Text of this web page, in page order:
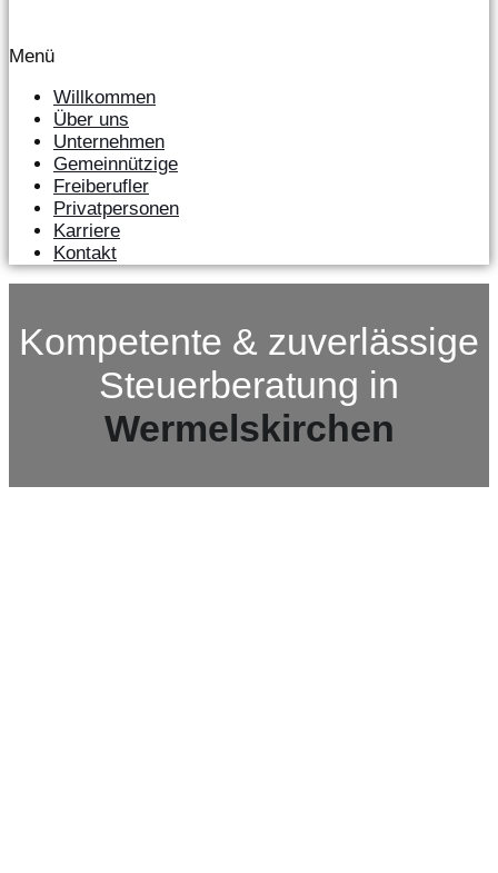
Menü
Willkommen
Über uns
Unternehmen
Gemeinnützige
Freiberufler
Privatpersonen
Karriere
Kontakt
Kompetente & zuverlässige
Steuerberatung in
Wermelskirchen